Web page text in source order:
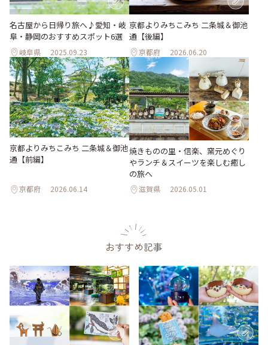
名古屋から日帰り旅へ♪愛知・岐
阜・静岡のおすすめスポット6選
岐阜県 2025.09.23
京都よりみちこみち 二条城＆御池
通【後編】
京都府 2026.06.20
京都よりみちこみち 二条城＆御池
通【前編】
京都府 2026.06.14
焼きものの里・信楽、窯元めぐり
やランチ＆スイーツを楽しむ癒し
の旅へ
滋賀県 2026.05.01
おすすめ記事